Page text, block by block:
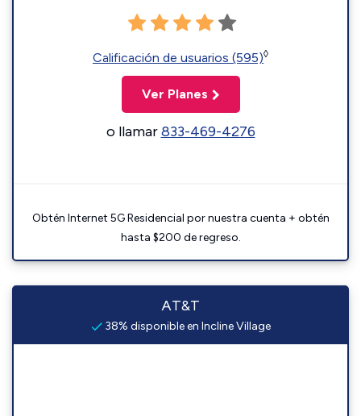
Calificación de usuarios (595)◊
Ver Planes
o llamar833-469-4276
Obtén Internet 5G Residencial por nuestra cuenta + obtén
hasta $200 de regreso.
AT&T
38% disponible en Incline Village